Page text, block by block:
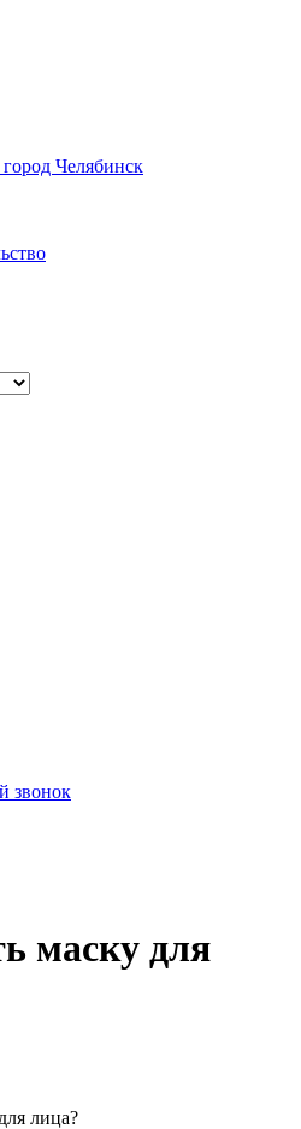
город Челябинск
звонок
маску для
лица?